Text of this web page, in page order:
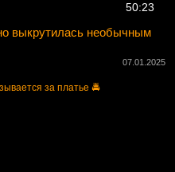
50:23
выкрутилась необычным
07.01.2025